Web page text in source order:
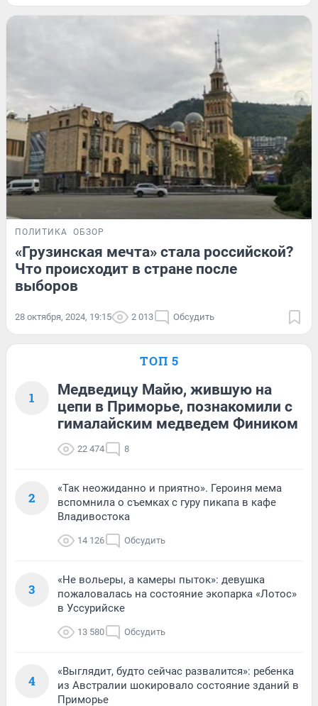
ПОЛИТИКА ОБЗОР
«Грузинская мечта» стала российской?
Что происходит в стране после
выборов
28 октября, 2024, 19:15 2 013 Обсудить
ТОП 5
1
Медведицу Майю, жившую на
цепи в Приморье, познакомили с
гималайским медведем Фиником
22 474 8
2
«Так неожиданно и приятно». Героиня мема
вспомнила о съемках с гуру пикапа в кафе
Владивостока
14 126 Обсудить
3
«Не вольеры, а камеры пыток»: девушка
пожаловалась на состояние экопарка «Лотос»
в Уссурийске
13 580 Обсудить
4
«Выглядит, будто сейчас развалится»: ребенка
из Австралии шокировало состояние зданий в
Приморье